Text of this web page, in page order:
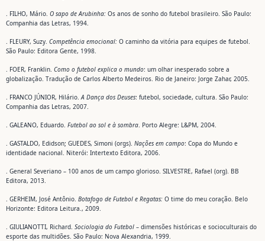
. FILHO, Mário. O sapo de Arubinha: Os anos de sonho do futebol brasileiro. São Paulo:
Companhia das Letras, 1994.
. FLEURY, Suzy. Competência emocional: O caminho da vitória para equipes de futebol.
São Paulo: Editora Gente, 1998.
. FOER, Franklin. Como o futebol explica o mundo: um olhar inesperado sobre a
globalização. Tradução de Carlos Alberto Medeiros. Rio de Janeiro: Jorge Zahar, 2005.
. FRANCO JÚNIOR, Hilário.A Dança dos Deuses: futebol, sociedade, cultura. São Paulo:
Companhia das Letras, 2007.
. GALEANO, Eduardo. Futebol ao sol e à sombra. Porto Alegre: L&PM, 2004.
. GASTALDO, Edidson; GUEDES, Simoni (orgs). Nações em campo: Copa do Mundo e
identidade nacional. Niterói: Intertexto Editora, 2006.
. General Severiano – 100 anos de um campo glorioso. SILVESTRE, Rafael (org). BB
Editora, 2013.
. GERHEIM, José Antônio. Botafogo de Futebol e Regatas: O time do meu coração. Belo
Horizonte: Editora Leitura., 2009.
. GIULIANOTTI, Richard. Sociologia do Futebol – dimensões históricas e socioculturais do
esporte das multidões. São Paulo: Nova Alexandria, 1999.